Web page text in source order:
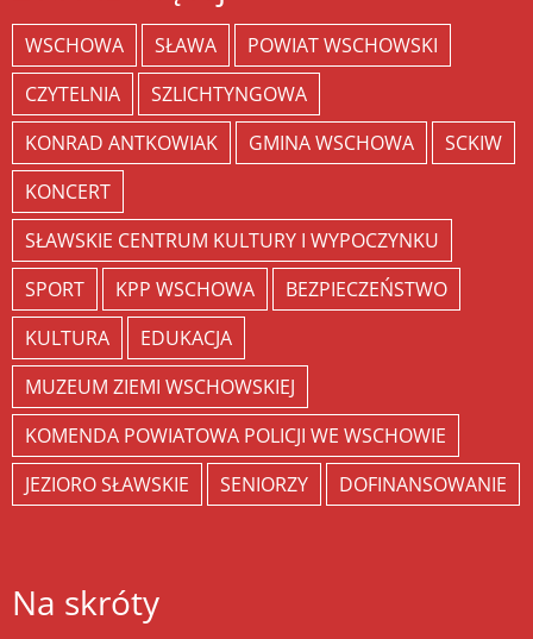
WSCHOWA SŁAWA
POWIAT WSCHOWSKI
CZYTELNIA
SZLICHTYNGOWA
KONRAD ANTKOWIAK
GMINA WSCHOWA
SCKIW
KONCERT
SŁAWSKIE CENTRUM KULTURY I WYPOCZYNKU
SPORT
KPP WSCHOWA
BEZPIECZEŃSTWO
KULTURA
EDUKACJA
MUZEUM ZIEMI WSCHOWSKIEJ
KOMENDA POWIATOWA POLICJI WE WSCHOWIE
JEZIORO SŁAWSKIE
SENIORZY DOFINANSOWANIE
Na skróty